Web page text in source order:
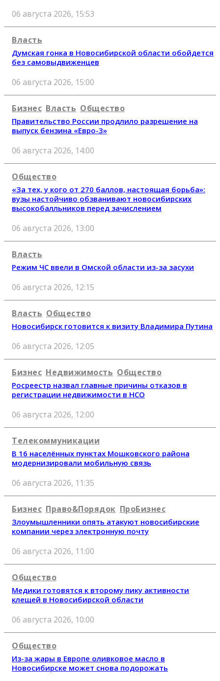
06 августа 2026, 15:53
Власть
Думская гонка в Новосибирской области обойдется
без самовыдвиженцев
06 августа 2026, 15:00
Бизнес Власть Общество
Правительство России продлило разрешение на
выпуск бензина «Евро-3»
06 августа 2026, 14:00
Общество
«За тех, у кого от 270 баллов, настоящая борьба»:
вузы настойчиво обзванивают новосибирских
высокобалльников перед зачислением
06 августа 2026, 13:00
Власть
Режим ЧС ввели в Омской области из-за засухи
06 августа 2026, 12:15
Власть Общество
Новосибирск готовится к визиту Владимира Путина
06 августа 2026, 12:05
Бизнес Недвижимость Общество
Росреестр назвал главные причины отказов в
регистрации недвижимости в НСО
06 августа 2026, 12:00
Телекоммуникации
В 16 населённых пунктах Мошковского района
модернизировали мобильную связь
06 августа 2026, 11:35
Бизнес Право&Порядок ПроБизнес
Злоумышленники опять атакуют новосибирские
компании через электронную почту
06 августа 2026, 11:00
Общество
Медики готовятся к второму пику активности
клещей в Новосибирской области
06 августа 2026, 10:00
Общество
Из-за жары в Европе оливковое масло в
Новосибирске может снова подорожать